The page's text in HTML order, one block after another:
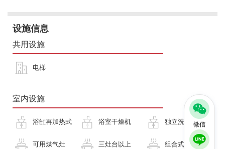
微信
设施信息
共用设施
电梯
室内设施
浴缸再加热式 浴室干燥机 独立洗面台
可用煤气灶 三灶台以上 组合式厨房